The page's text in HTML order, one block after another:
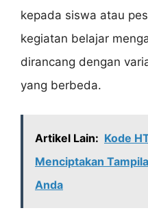
kepada siswa atau
kegiatan belajar
dirancang dengan
yang berbeda.
Artikel Lain: Kode
Menciptakan
Anda